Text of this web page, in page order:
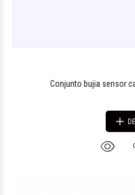
Conjunto bujia sensor